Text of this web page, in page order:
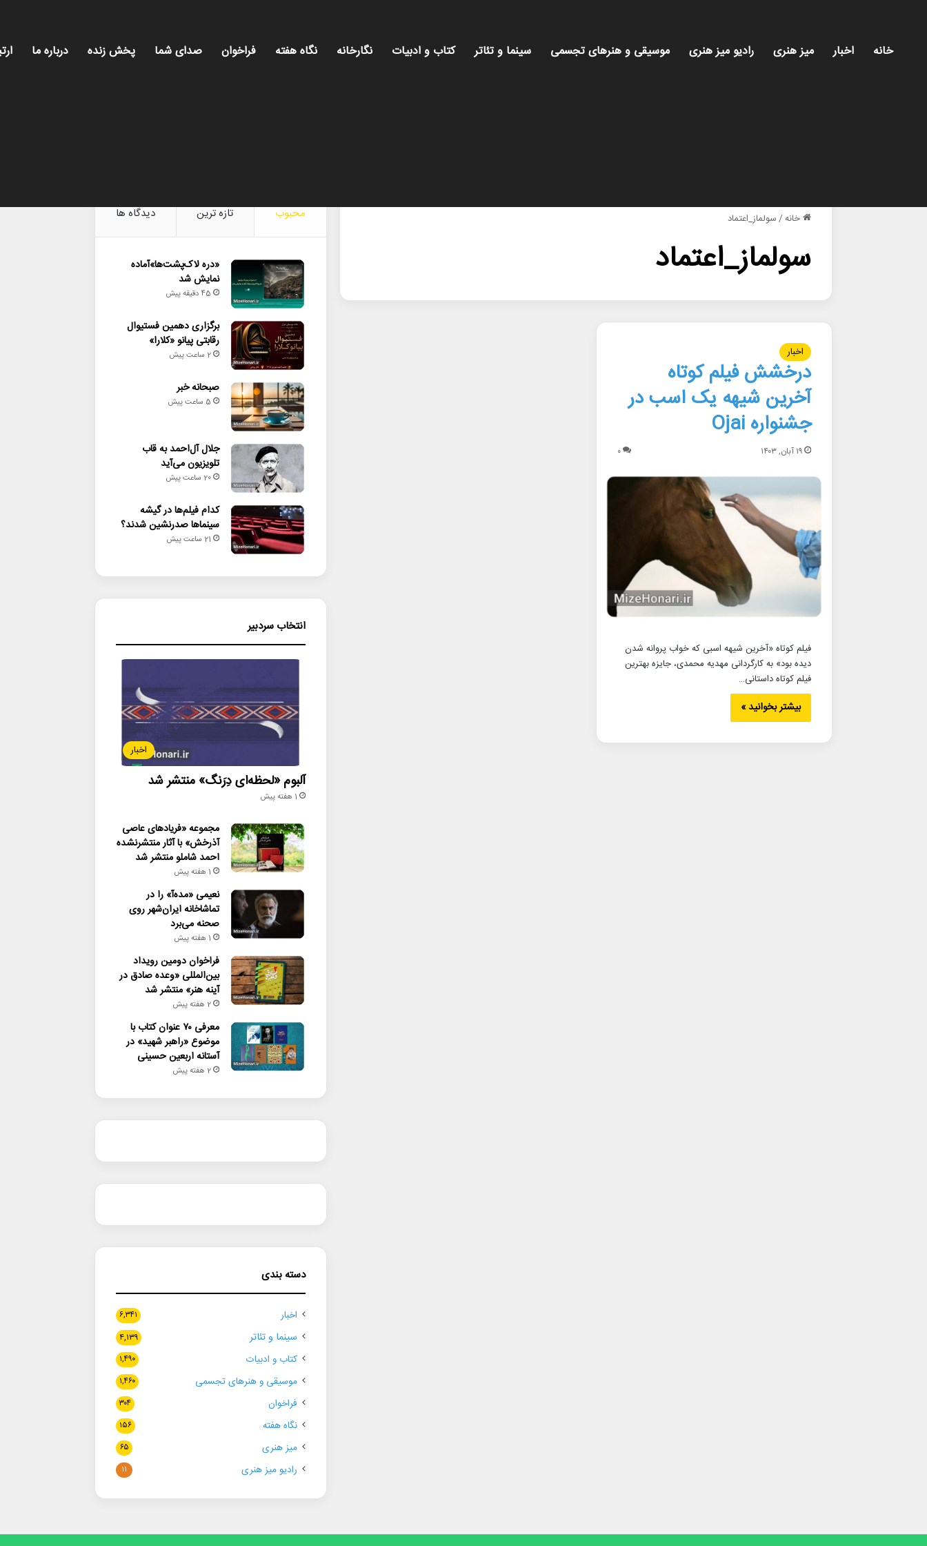
خانه اخبار میز هنری رادیو میز هنری موسیقی و هنرهای تجسمی سینما و تئاتر کتاب و ادبیات نگارخانه نگاه هفته فراخوان صدای شما پخش زنده درباره ما
خانه/سولماز_اعتماد
سولماز_اعتماد
اخبار
درخشش فیلم کوتاه
آخرین شیهه یک اسب در
جشنواره Ojai
۱۹ آبان, ۱۴۰۳ ۰
فیلم کوتاه «آخرین شیهه اسبی که خواب پروانه شدن
دیده بود» به کارگردانی مهدیه محمدی، جایزه بهترین
فیلم کوتاه داستانی…
بیشتر بخوانید »
محبوب تازه ترین دیدگاه ها
«دره لاک‌پشت‌ها»آماده
نمایش شد
45 دقیقه پیش
برگزاری دهمین فستیوال
رقابتی پیانو «کلارا»
2 ساعت پیش
صبحانه خبر
5 ساعت پیش
جلال آل‌احمد به قاب
تلویزیون می‌آید
20 ساعت پیش
کدام فیلم‌ها در گیشه
سینماها صدرنشین شدند؟
21 ساعت پیش
انتخاب سردبیر
اخبار
آلبوم «لحظه‌ای دِرَنگ» منتشر شد
1 هفته پیش
مجموعه «فریادهای عاصی
آذرخش» با آثار منتشرنشده
احمد شاملو منتشر شد
1 هفته پیش
نعیمی «مده‌آ» را در
تماشاخانه ایران‌شهر روی
صحنه می‌برد
1 هفته پیش
فراخوان دومین رویداد
بین‌المللی «وعده صادق در
آینه هنر» منتشر شد
2 هفته پیش
معرفی ۷۰ عنوان کتاب با
موضوع «راهبر شهید» در
آستانه اربعین حسینی
2 هفته پیش
دسته بندی
اخبار ۶,۳۴۱
سینما و تئاتر ۴,۱۳۹
کتاب و ادبیات ۱,۴۹۰
موسیقی و هنرهای تجسمی ۱,۴۶۰
فراخوان ۳۰۴
نگاه هفته ۱۵۶
میز هنری ۶۵
رادیو میز هنری ۱۱